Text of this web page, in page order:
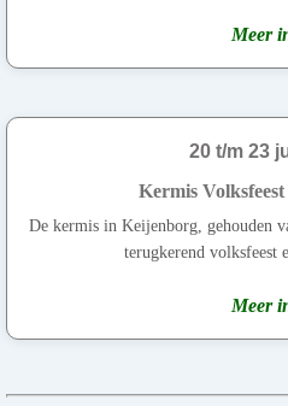
Meer
20 t/m 23
Kermis
De kermis in Keijenborg, gehouden
terugkerend volksfeest
Meer